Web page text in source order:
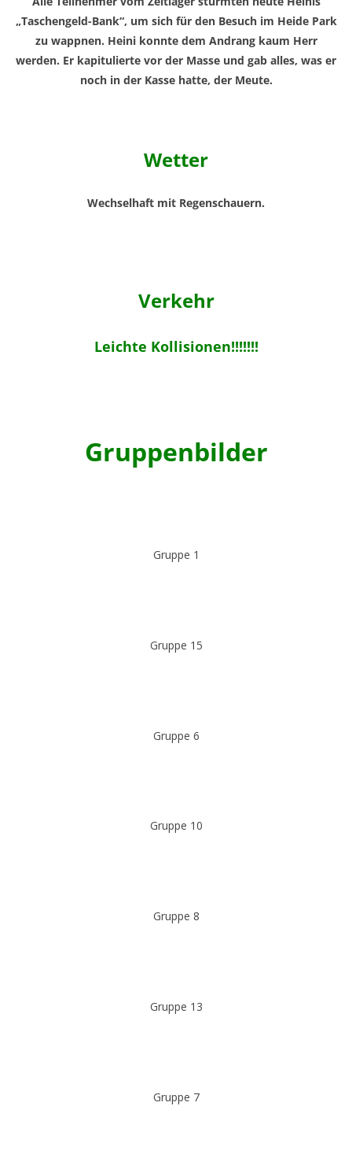
„Taschengeld-Bank“, um sich für den Besuch im Heide Park
zu wappnen. Heini konnte dem Andrang kaum Herr
werden. Er kapitulierte vor der Masse und gab alles, was er
noch in der Kasse hatte, der Meute.
Wetter
Wechselhaft mit Regenschauern.
Verkehr
Leichte Kollisionen!!!!!!!
Gruppenbilder
Gruppe 1
Gruppe 15
Gruppe 6
Gruppe 10
Gruppe 8
Gruppe 13
Gruppe 7